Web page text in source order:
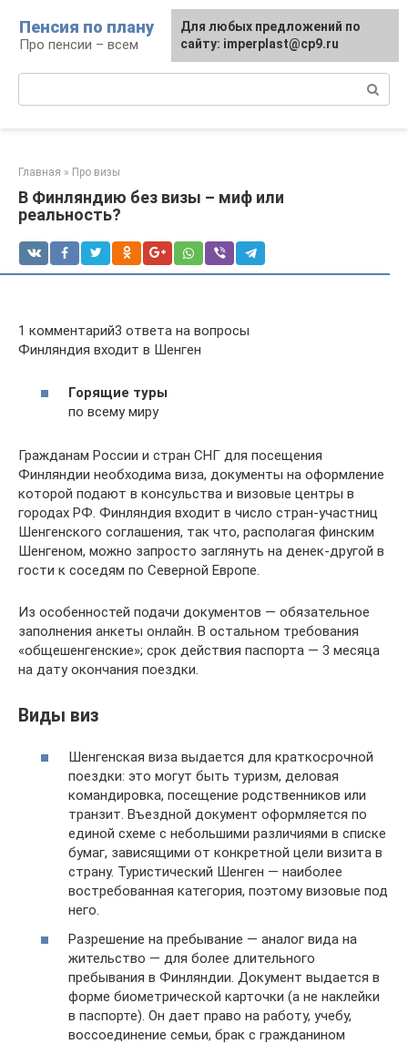
контенту
Пенсия по плану
Про пенсии – всем
Главная » Про визы
В Финляндию без визы – миф или
реальность?
1 комментарий3 ответа на вопросы
Финляндия входит в Шенген
Горящие туры
по всему миру
Гражданам России и стран СНГ для посещения
Финляндии необходима виза, документы на оформление
которой подают в консульства и визовые центры в
городах РФ. Финляндия входит в число стран-участниц
Шенгенского соглашения, так что, располагая финским
Шенгеном, можно запросто заглянуть на денек-другой в
гости к соседям по Северной Европе.
Из особенностей подачи документов — обязательное
заполнения анкеты онлайн. В остальном требования
«общешенгенские»; срок действия паспорта — 3 месяца
на дату окончания поездки.
Виды виз
Шенгенская виза выдается для краткосрочной
поездки: это могут быть туризм, деловая
командировка, посещение родственников или
транзит. Въездной документ оформляется по
единой схеме с небольшими различиями в списке
бумаг, зависящими от конкретной цели визита в
страну. Туристический Шенген — наиболее
востребованная категория, поэтому визовые под
него.
Разрешение на пребывание — аналог вида на
жительство — для более длительного
пребывания в Финляндии. Документ выдается в
форме биометрической карточки (а не наклейки
в паспорте). Он дает право на работу, учебу,
воссоединение семьи, брак с гражданином
Для любых предложений по
сайту: imperplast@cp9.ru